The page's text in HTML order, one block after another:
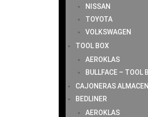
NISSAN
TOYOTA
VOLKSWAGEN
TOOL BOX
AEROKLAS
BULLFACE – TOOL
CAJONERAS
BEDLINER
AEROKLAS